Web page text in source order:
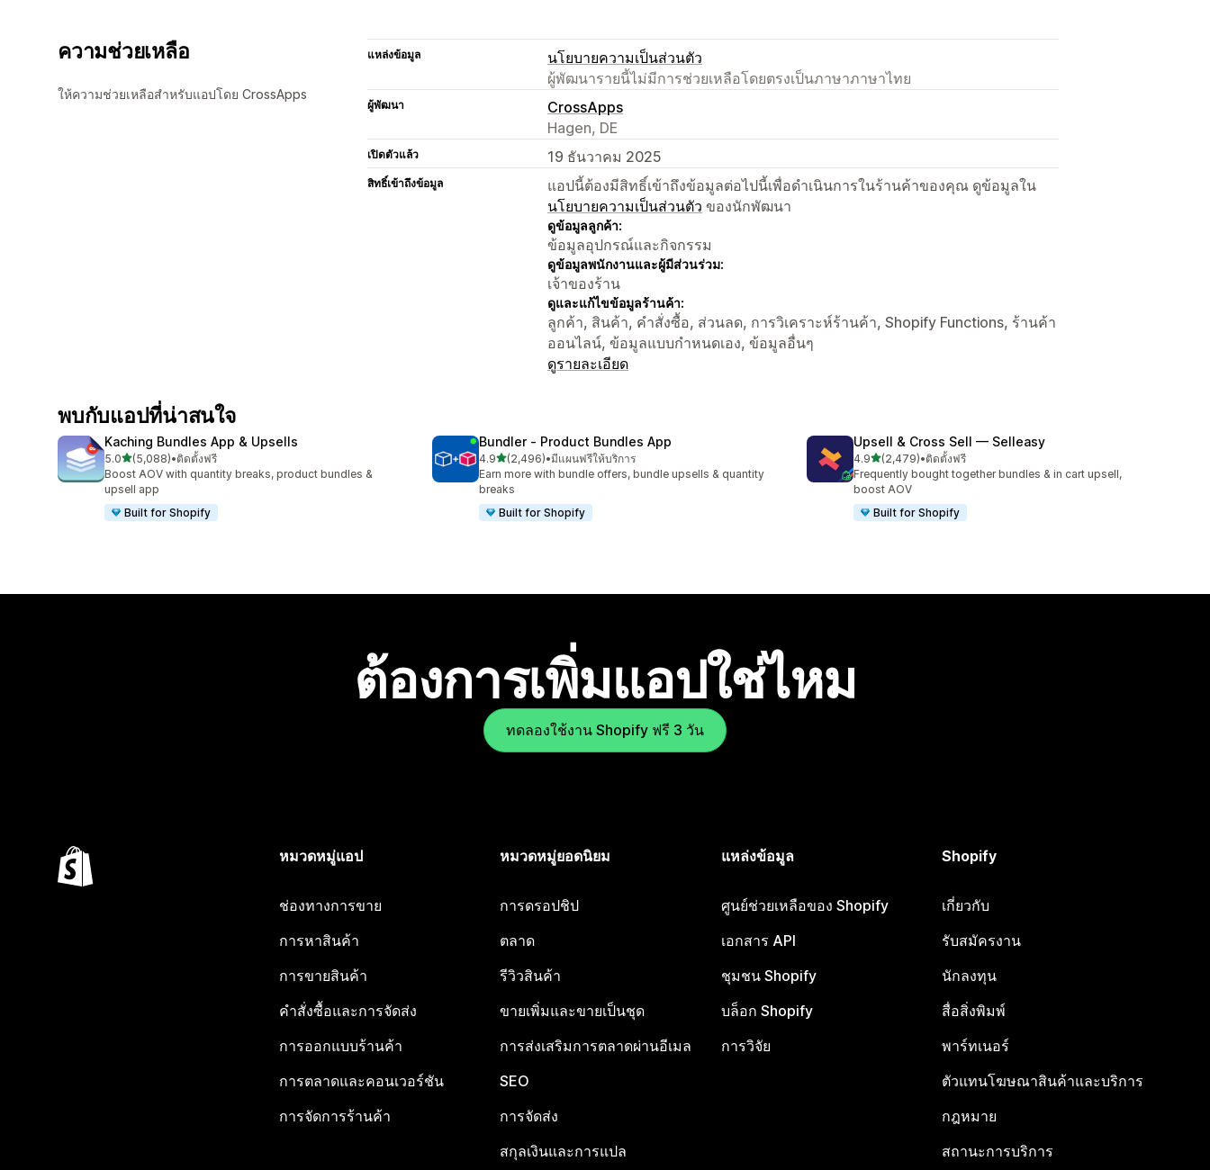
ความช่วยเหลือ
ให้ความช่วยเหลือสำหรับแอปโดย CrossApps
แหล่งข้อมูล
นโยบายความเป็นส่วนตัว
ผู้พัฒนารายนี้ไม่มีการช่วยเหลือโดยตรงเป็นภาษาภาษาไทย
ผู้พัฒนา
CrossApps
Hagen, DE
เปิดตัวแล้ว 19 ธันวาคม 2025
สิทธิ์เข้าถึงข้อมูล
แอปนี้ต้องมีสิทธิ์เข้าถึงข้อมูลต่อไปนี้เพื่อดำเนินการในร้านค้าของคุณ ดูข้อมูลใน
นโยบายความเป็นส่วนตัว ของนักพัฒนา
ดูข้อมูลลูกค้า:
ข้อมูลอุปกรณ์และกิจกรรม
ดูข้อมูลพนักงานและผู้มีส่วนร่วม:
เจ้าของร้าน
ดูและแก้ไขข้อมูลร้านค้า:
ลูกค้า, สินค้า, คำสั่งซื้อ, ส่วนลด, การวิเคราะห์ร้านค้า, Shopify Functions, ร้านค้า
ออนไลน์, ข้อมูลแบบกำหนดเอง, ข้อมูลอื่นๆ
ดูรายละเอียด
พบกับแอปที่น่าสนใจ
Kaching Bundles App & Upsells
5.0เต็ม 5 ดาว
(5,088)
ทั้งหมด 5088 รีวิว
•ติดตั้งฟรี
Boost AOV with quantity breaks, product bundles &
upsell app
Built for Shopify
Bundler ‑ Product Bundles App
4.9เต็ม 5 ดาว
(2,496)
ทั้งหมด 2496 รีวิว
•มีแผนฟรีให้บริการ
Earn more with bundle offers, bundle upsells & quantity
breaks
Built for Shopify
Upsell & Cross Sell — Selleasy
4.9เต็ม 5 ดาว
(2,479)
ทั้งหมด 2479 รีวิว
•ติดตั้งฟรี
Frequently bought together bundles & in cart upsell,
boost AOV
Built for Shopify
ต้องการเพิ่มแอปใช่ไหม
ทดลองใช้งาน Shopify ฟรี 3 วัน
หมวดหมู่แอป
ช่องทางการขาย
การหาสินค้า
การขายสินค้า
คำสั่งซื้อและการจัดส่ง
การออกแบบร้านค้า
การตลาดและคอนเวอร์ชัน
การจัดการร้านค้า
หมวดหมู่ยอดนิยม
การดรอปชิป
ตลาด
รีวิวสินค้า
ขายเพิ่มและขายเป็นชุด
การส่งเสริมการตลาดผ่านอีเมล
SEO
การจัดส่ง
สกุลเงินและการแปล
แหล่งข้อมูล
ศูนย์ช่วยเหลือของ Shopify
เอกสาร API
ชุมชน Shopify
บล็อก Shopify
การวิจัย
Shopify
เกี่ยวกับ
รับสมัครงาน
นักลงทุน
สื่อสิ่งพิมพ์
พาร์ทเนอร์
ตัวแทนโฆษณาสินค้าและบริการ
กฎหมาย
สถานะการบริการ